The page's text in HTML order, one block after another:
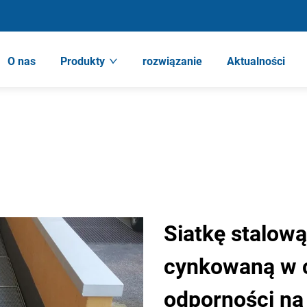
O nas Produkty rozwiązanie Aktualności
Siatkę
cynkowaną w
odporności